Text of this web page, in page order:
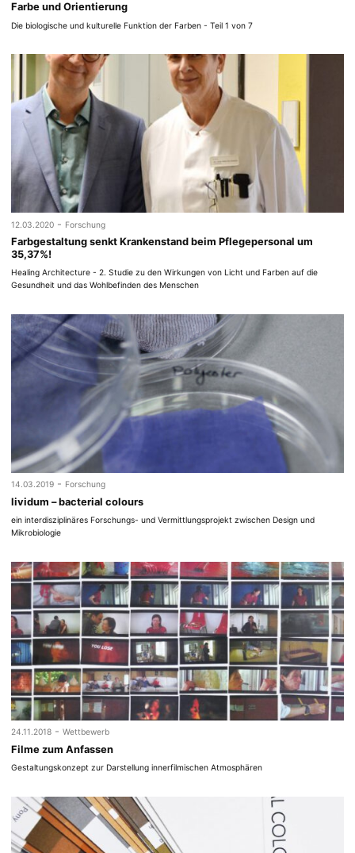
Farbe und Orientierung
Die biologische und kulturelle Funktion der Farben - Teil 1 von 7
12.03.2020 - Forschung
Farbgestaltung senkt Krankenstand beim Pflegepersonal um
35,37%!
Healing Architecture - 2. Studie zu den Wirkungen von Licht und Farben auf die
Gesundheit und das Wohlbefinden des Menschen
14.03.2019 - Forschung
lividum – bacterial colours
ein interdisziplinäres Forschungs- und Vermittlungsprojekt zwischen Design und
Mikrobiologie
24.11.2018 - Wettbewerb
Filme zum Anfassen
Gestaltungskonzept zur Darstellung innerfilmischen Atmosphären